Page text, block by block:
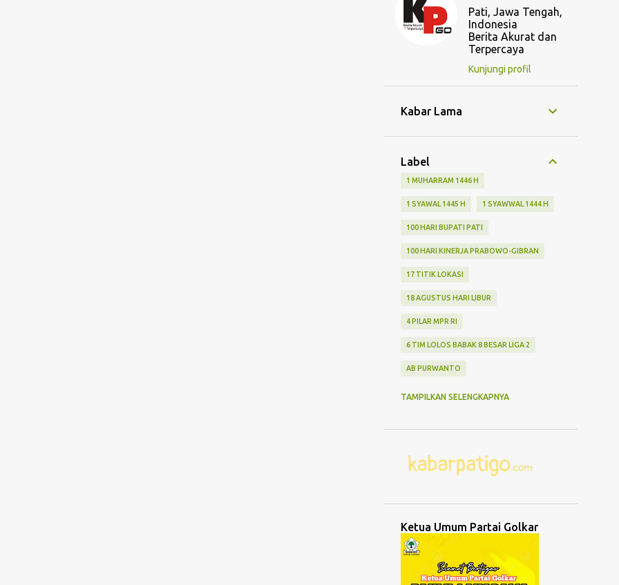
Pati, Jawa Tengah,
Indonesia
Berita Akurat dan
Terpercaya
Kunjungi profil
Kabar Lama
Label
1 MUHARRAM 1446 H
1 SYAWAL 1445 H 1 SYAWWAL 1444 H
100 HARI BUPATI PATI
100 HARI KINERJA PRABOWO-GIBRAN
17 TITIK LOKASI
18 AGUSTUS HARI LIBUR
4 PILAR MPR RI
6 TIM LOLOS BABAK 8 BESAR LIGA 2
AB PURWANTO
ABURIZAL BAKRIE ACMU
AGRO WISATA MELON
AGUNG DANARTO AGUNG LAKSONO
AGUS EKO WIBOWO
TAMPILKAN SELENGKAPNYA
Ketua Umum Partai Golkar